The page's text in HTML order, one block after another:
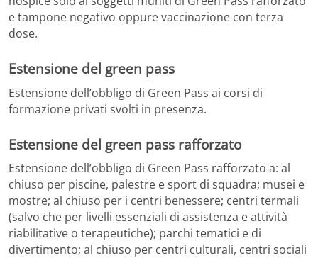
e tampone negativo oppure vaccinazione con terza
dose.
Estensione del green pass
Estensione dell’obbligo di Green Pass ai corsi di
formazione privati svolti in presenza.
Estensione del green pass rafforzato
Estensione dell’obbligo di Green Pass rafforzato a: al
chiuso per piscine, palestre e sport di squadra; musei e
mostre; al chiuso per i centri benessere; centri termali
(salvo che per livelli essenziali di assistenza e attività
riabilitative o terapeutiche); parchi tematici e di
divertimento; al chiuso per centri culturali, centri sociali